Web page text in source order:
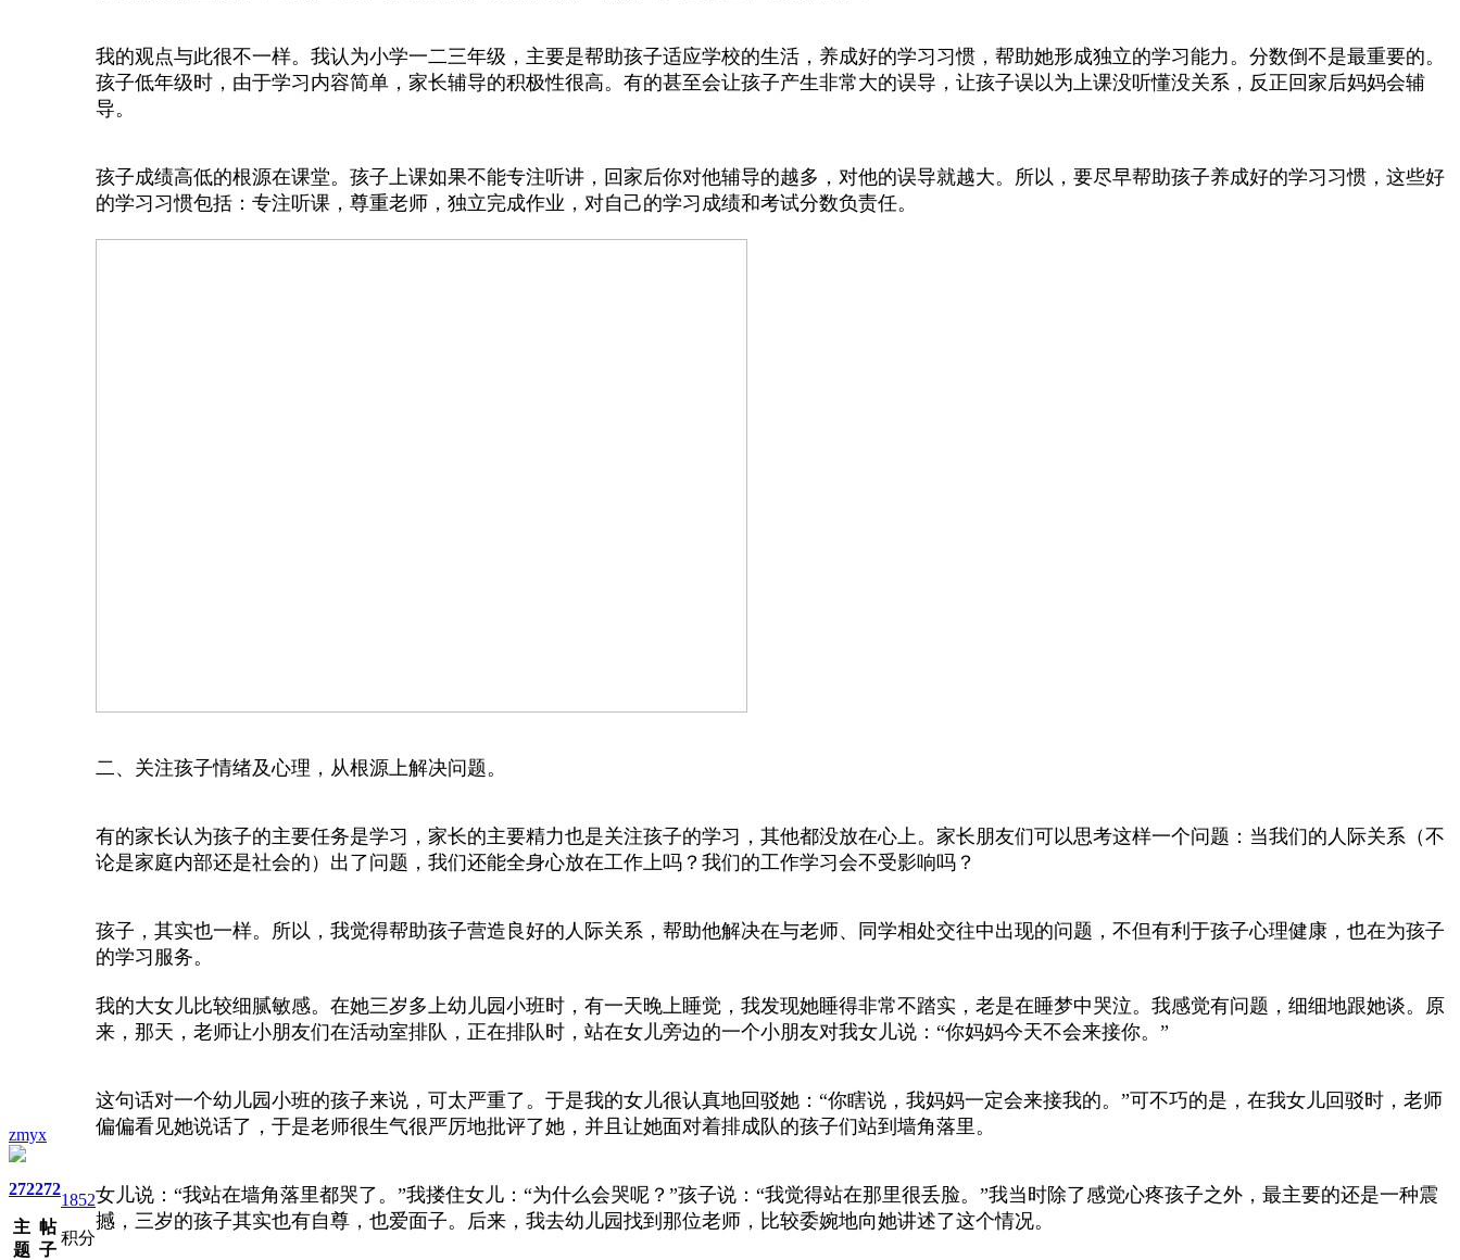
zmyx
272
主
题
272
帖
子
1852
积分
我的观点与此很不一样。我认为小学一二三年级，主要是帮助孩子适应学校的生活，养成好的学习习惯，帮助她形成独立的学习能力。分数倒不是最重要的。
孩子低年级时，由于学习内容简单，家长辅导的积极性很高。有的甚至会让孩子产生非常大的误导，让孩子误以为上课没听懂没关系，反正回家后妈妈会辅
导。
孩子成绩高低的根源在课堂。孩子上课如果不能专注听讲，回家后你对他辅导的越多，对他的误导就越大。所以，要尽早帮助孩子养成好的学习习惯，这些好
的学习习惯包括：专注听课，尊重老师，独立完成作业，对自己的学习成绩和考试分数负责任。
二、关注孩子情绪及心理，从根源上解决问题。
有的家长认为孩子的主要任务是学习，家长的主要精力也是关注孩子的学习，其他都没放在心上。家长朋友们可以思考这样一个问题：当我们的人际关系（不
论是家庭内部还是社会的）出了问题，我们还能全身心放在工作上吗？我们的工作学习会不受影响吗？
孩子，其实也一样。所以，我觉得帮助孩子营造良好的人际关系，帮助他解决在与老师、同学相处交往中出现的问题，不但有利于孩子心理健康，也在为孩子
的学习服务。
我的大女儿比较细腻敏感。在她三岁多上幼儿园小班时，有一天晚上睡觉，我发现她睡得非常不踏实，老是在睡梦中哭泣。我感觉有问题，细细地跟她谈。原
来，那天，老师让小朋友们在活动室排队，正在排队时，站在女儿旁边的一个小朋友对我女儿说：“你妈妈今天不会来接你。”
这句话对一个幼儿园小班的孩子来说，可太严重了。于是我的女儿很认真地回驳她：“你瞎说，我妈妈一定会来接我的。”可不巧的是，在我女儿回驳时，老师
偏偏看见她说话了，于是老师很生气很严厉地批评了她，并且让她面对着排成队的孩子们站到墙角落里。
女儿说：“我站在墙角落里都哭了。”我搂住女儿：“为什么会哭呢？”孩子说：“我觉得站在那里很丢脸。”我当时除了感觉心疼孩子之外，最主要的还是一种震
撼，三岁的孩子其实也有自尊，也爱面子。后来，我去幼儿园找到那位老师，比较委婉地向她讲述了这个情况。